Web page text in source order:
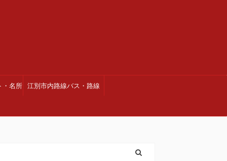
・名所 江別市内路線バス・路線